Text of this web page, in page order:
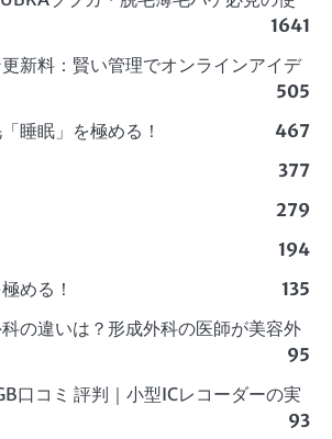
1641
新料：賢い管理でオンラインアイデ
505
睡眠」を極める！
467
377
279
194
める！
135
の違いは？形成外科の医師が美容外
95
口コミ 評判｜小型ICレコーダーの実
93